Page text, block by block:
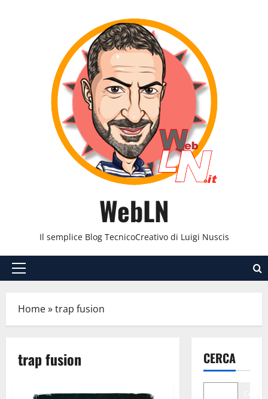
WebLN
Il semplice Blog TecnicoCreativo di Luigi Nuscis
Menu
Home»trap fusion
trap fusion CERCA